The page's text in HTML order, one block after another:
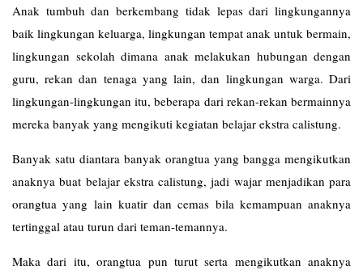
Anak tumbuh dan berkembang tidak lepas dari lingkungannya
baik lingkungan keluarga, lingkungan tempat anak untuk bermain,
lingkungan sekolah dimana anak melakukan hubungan dengan
guru, rekan dan tenaga yang lain, dan lingkungan warga. Dari
lingkungan-lingkungan itu, beberapa dari rekan-rekan bermainnya
mereka banyak yang mengikuti kegiatan belajar ekstra calistung.
Banyak satu diantara banyak orangtua yang bangga mengikutkan
anaknya buat belajar ekstra calistung, jadi wajar menjadikan para
orangtua yang lain kuatir dan cemas bila kemampuan anaknya
tertinggal atau turun dari teman-temannya.
Maka dari itu, orangtua pun turut serta mengikutkan anaknya